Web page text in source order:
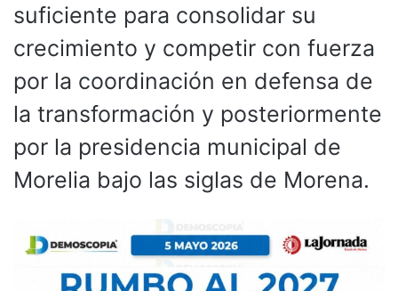
suficiente para consolidar su
crecimiento y competir con fuerza
por la coordinación en defensa de
la transformación y posteriormente
por la presidencia municipal de
Morelia bajo las siglas de Morena.